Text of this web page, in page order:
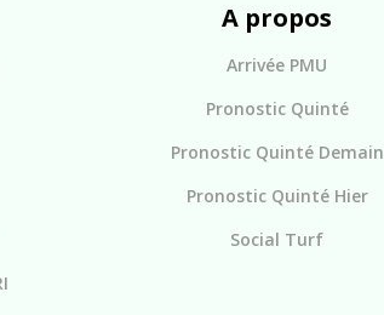
A propos
Arrivée PMU
Pronostic Quinté
Pronostic Quinté Demain
Pronostic Quinté Hier
Social Turf